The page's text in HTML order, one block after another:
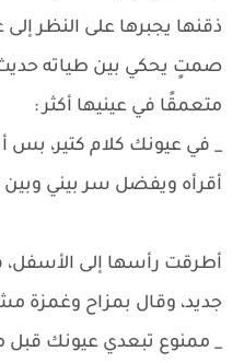
ذقنها يجبرها على النظر
صمتٍ يحكي بين طياته
متعمقًا في عينيها أكثر :
_ في عيونك كلام كتير،
أقرأه ويفضل سر بيني
أطرقت رأسها إلى
جديد، وقال بمزاح وغمزة
_ ممنوع تبعدي عيونك قبل